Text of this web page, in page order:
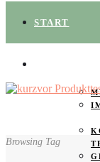
START
Browsing Tag